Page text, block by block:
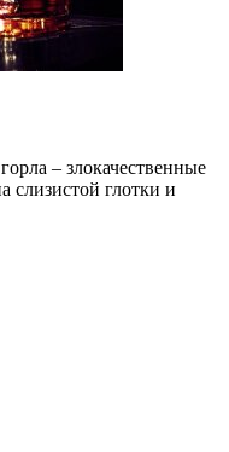
– злокачественные
слизистой глотки и